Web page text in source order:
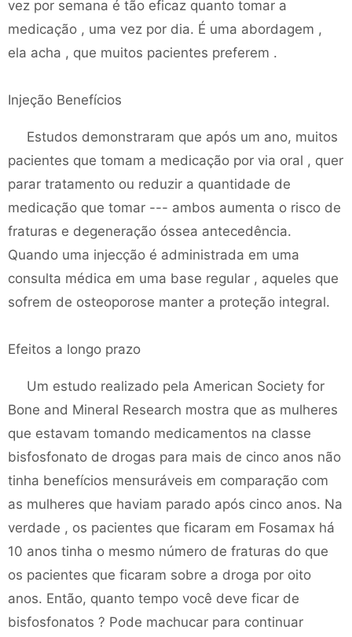
vez por semana é tão eficaz quanto tomar a
medicação , uma vez por dia. É uma abordagem ,
ela acha , que muitos pacientes preferem .
Injeção Benefícios
Estudos demonstraram que após um ano, muitos
pacientes que tomam a medicação por via oral , quer
parar tratamento ou reduzir a quantidade de
medicação que tomar --- ambos aumenta o risco de
fraturas e degeneração óssea antecedência.
Quando uma injecção é administrada em uma
consulta médica em uma base regular , aqueles que
sofrem de osteoporose manter a proteção integral.
Efeitos a longo prazo
Um estudo realizado pela American Society for
Bone and Mineral Research mostra que as mulheres
que estavam tomando medicamentos na classe
bisfosfonato de drogas para mais de cinco anos não
tinha benefícios mensuráveis ​​em comparação com
as mulheres que haviam parado após cinco anos. Na
verdade , os pacientes que ficaram em Fosamax há
10 anos tinha o mesmo número de fraturas do que
os pacientes que ficaram sobre a droga por oito
anos. Então, quanto tempo você deve ficar de
bisfosfonatos ? Pode machucar para continuar